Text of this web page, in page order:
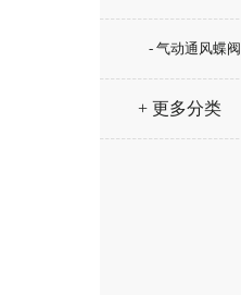
- 气动通风蝶阀
+ 更多分类